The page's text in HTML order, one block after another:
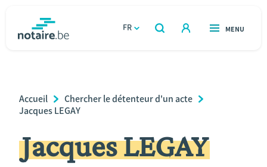
FR
OUVERT
RECHERCHER
OUVERT
MENU
Relations et vivre ensemble
Héritage et donations
Breadcrumb
Accueil
Chercher le détenteur d'un acte
Jacques LEGAY
Jacques LEGAY